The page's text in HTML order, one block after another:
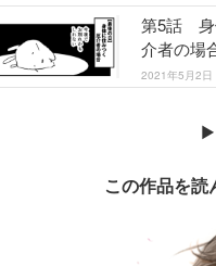
第5話 身
介者の場
2021年5月2日
▶
この作品を読